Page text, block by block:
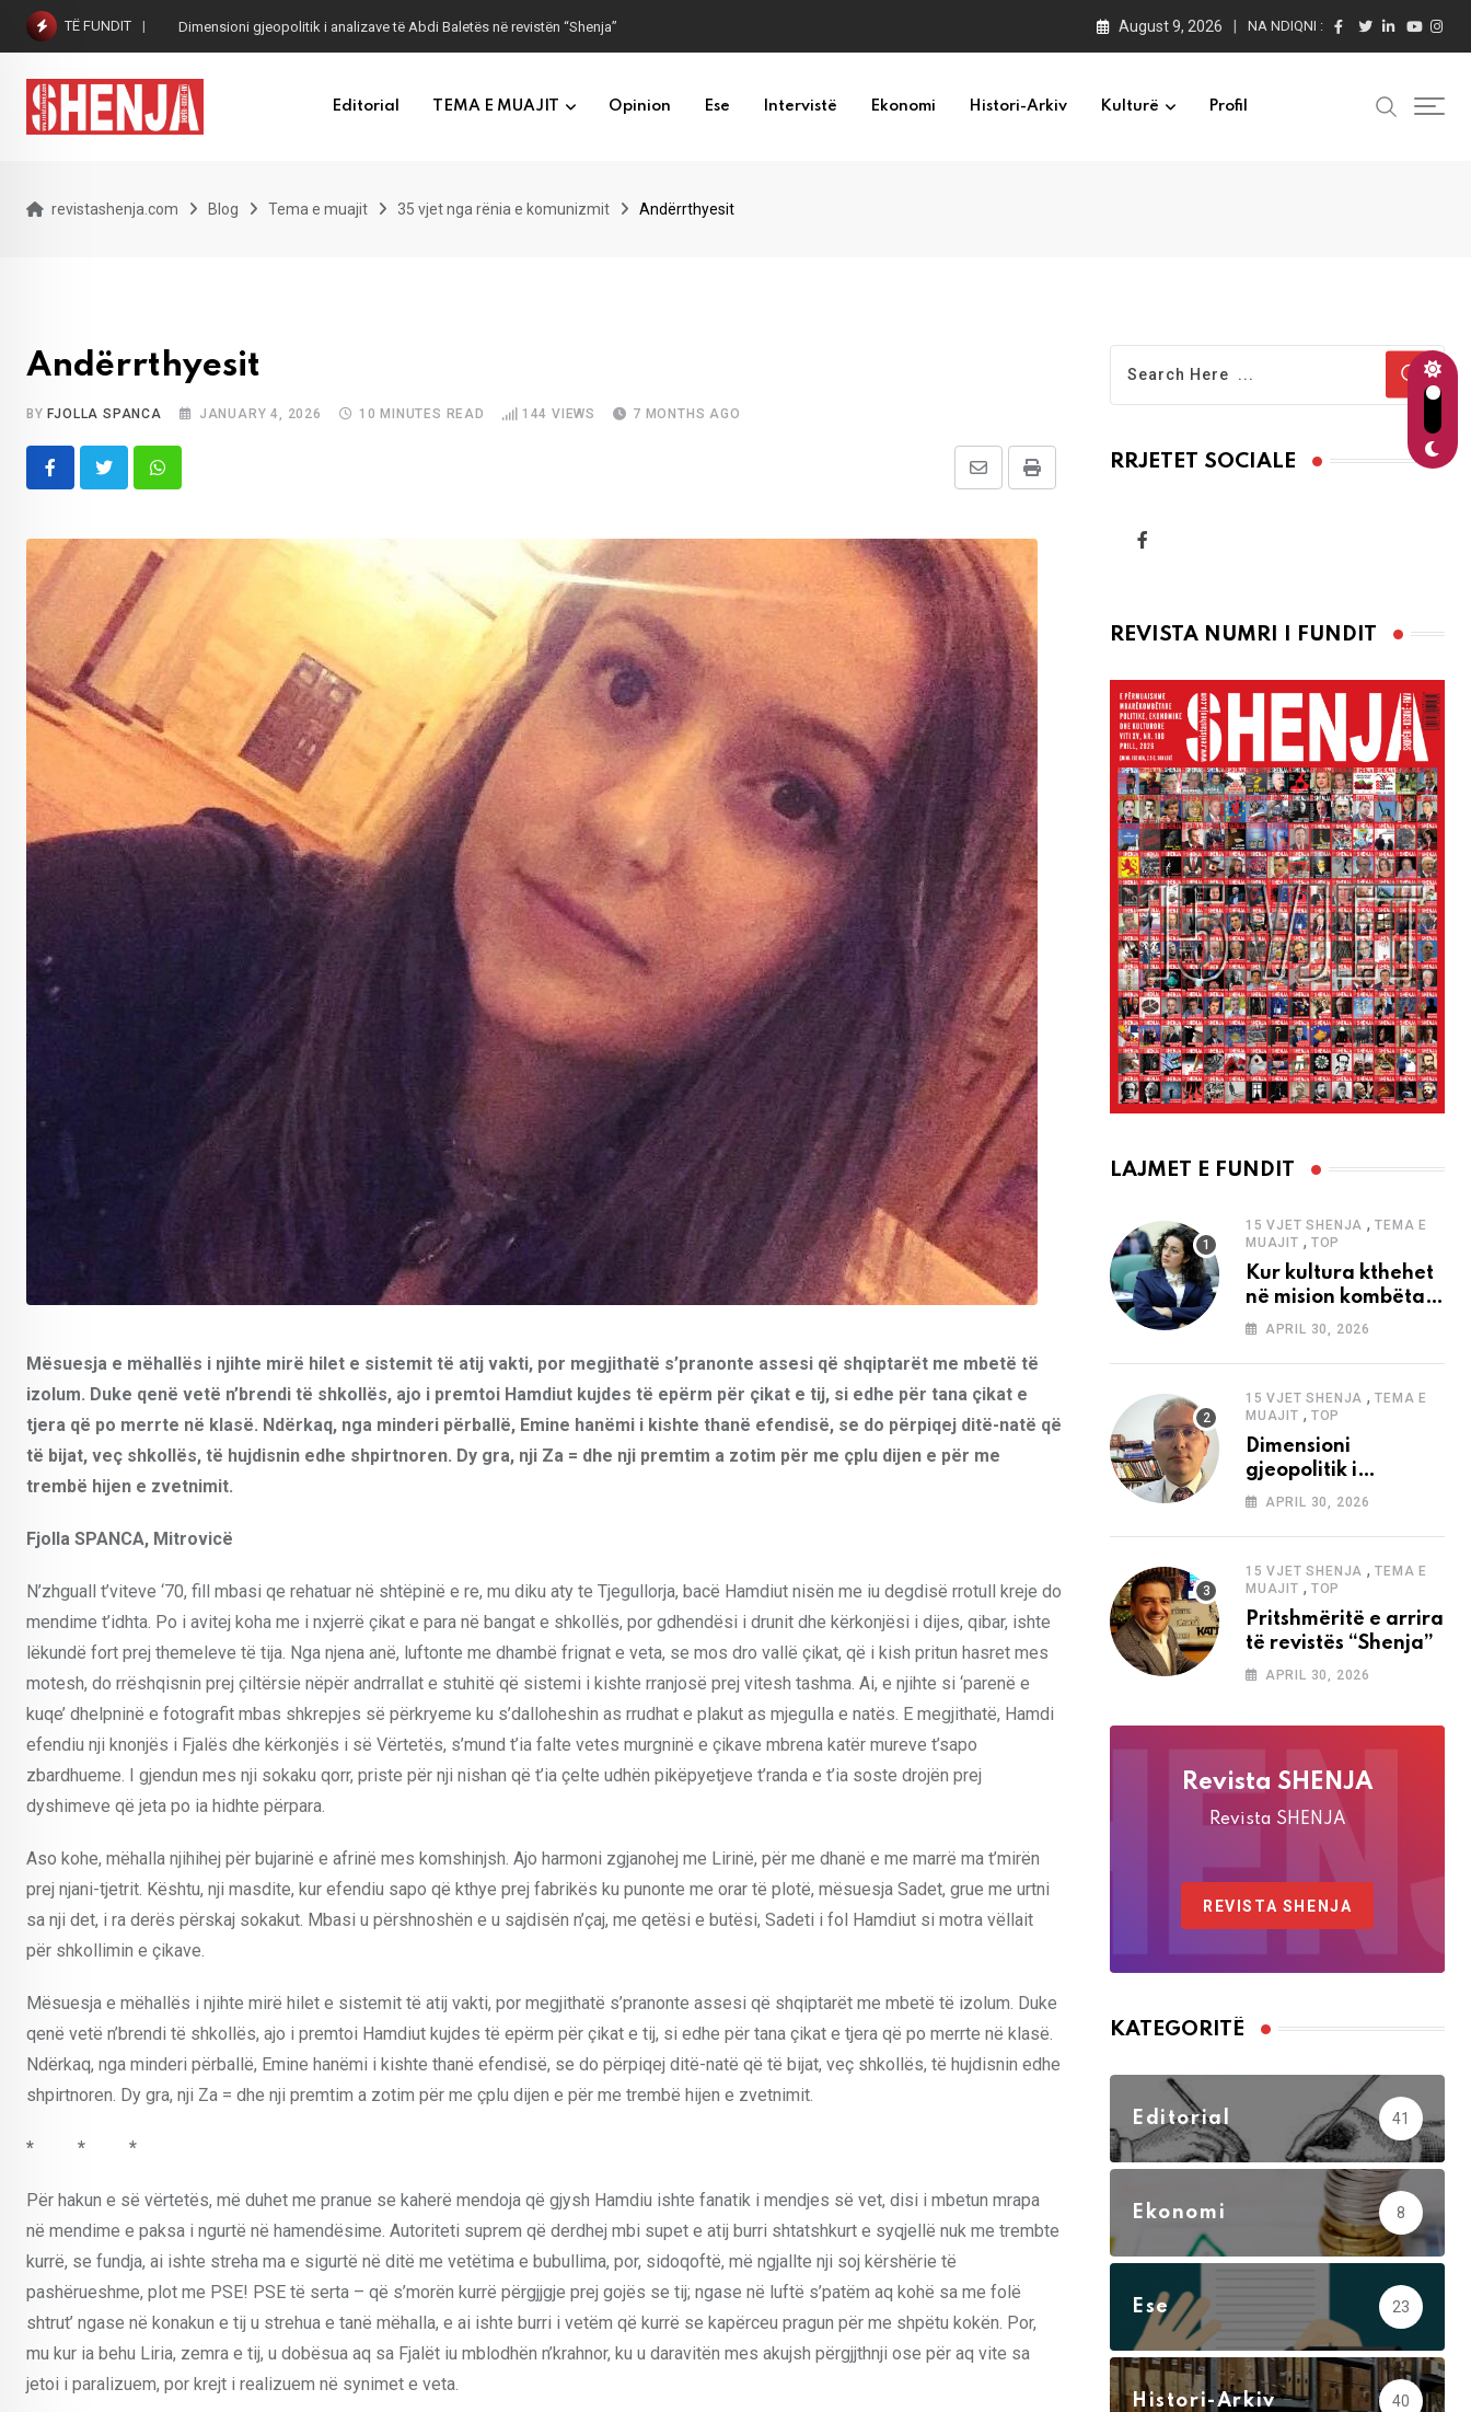
Skip
content
TË FUNDIT Dimensioni gjeopolitik i analizave të Abdi Baletës në revistën “Shenja” August 9, 2026 NA NDIQNI :
Editorial TEMA E MUAJIT Opinion Ese Intervistë Ekonomi Histori-Arkiv Kulturë Profil
revistashenja.com Blog Tema e muajit 35 vjet nga rënia e komunizmit Andërrthyesit
Andërrthyesit
BYFJOLLA SPANCA JANUARY 4, 2026 10 MINUTES READ 144 VIEWS 7 MONTHS AGO
Whatsapp Print
Share
Email
Mësuesja e mëhallës i njihte mirë hilet e sistemit të atij vakti, por megjithatë s’pranonte assesi që shqiptarët me mbetë të
izolum. Duke qenë vetë n’brendi të shkollës, ajo i premtoi Hamdiut kujdes të epërm për çikat e tij, si edhe për tana çikat e
tjera që po merrte në klasë. Ndërkaq, nga minderi përballë, Emine hanëmi i kishte thanë efendisë, se do përpiqej ditë-natë që
të bijat, veç shkollës, të hujdisnin edhe shpirtnoren. Dy gra, nji Za = dhe nji premtim a zotim për me çplu dijen e për me
trembë hijen e zvetnimit.
Fjolla SPANCA, Mitrovicë
N’zhguall t’viteve ‘70, fill mbasi qe rehatuar në shtëpinë e re, mu diku aty te Tjegullorja, bacë Hamdiut nisën me iu degdisë rrotull kreje do
mendime t’idhta. Po i avitej koha me i nxjerrë çikat e para në bangat e shkollës, por gdhendësi i drunit dhe kërkonjësi i dijes, qibar, ishte
lëkundë fort prej themeleve të tija. Nga njena anë, luftonte me dhambë frignat e veta, se mos dro vallë çikat, që i kish pritun hasret mes
motesh, do rrëshqisnin prej çiltërsie nëpër andrrallat e stuhitë që sistemi i kishte rranjosë prej vitesh tashma. Ai, e njihte si ‘parenë e
kuqe’ dhelpninë e fotografit mbas shkrepjes së përkryeme ku s’dalloheshin as rrudhat e plakut as mjegulla e natës. E megjithatë, Hamdi
efendiu nji knonjës i Fjalës dhe kërkonjës i së Vërtetës, s’mund t’ia falte vetes murgninë e çikave mbrena katër mureve t’sapo
zbardhueme. I gjendun mes nji sokaku qorr, priste për nji nishan që t’ia çelte udhën pikëpyetjeve t’randa e t’ia soste drojën prej
dyshimeve që jeta po ia hidhte përpara.
Aso kohe, mëhalla njihihej për bujarinë e afrinë mes komshinjsh. Ajo harmoni zgjanohej me Lirinë, për me dhanë e me marrë ma t’mirën
prej njani-tjetrit. Kështu, nji masdite, kur efendiu sapo që kthye prej fabrikës ku punonte me orar të plotë, mësuesja Sadet, grue me urtni
sa nji det, i ra derës përskaj sokakut. Mbasi u përshnoshën e u sajdisën n’çaj, me qetësi e butësi, Sadeti i fol Hamdiut si motra vëllait
për shkollimin e çikave.
Mësuesja e mëhallës i njihte mirë hilet e sistemit të atij vakti, por megjithatë s’pranonte assesi që shqiptarët me mbetë të izolum. Duke
qenë vetë n’brendi të shkollës, ajo i premtoi Hamdiut kujdes të epërm për çikat e tij, si edhe për tana çikat e tjera që po merrte në klasë.
Ndërkaq, nga minderi përballë, Emine hanëmi i kishte thanë efendisë, se do përpiqej ditë-natë që të bijat, veç shkollës, të hujdisnin edhe
shpirtnoren. Dy gra, nji Za = dhe nji premtim a zotim për me çplu dijen e për me trembë hijen e zvetnimit.
* * *
Për hakun e së vërtetës, më duhet me pranue se kaherë mendoja që gjysh Hamdiu ishte fanatik i mendjes së vet, disi i mbetun mrapa
në mendime e paksa i ngurtë në hamendësime. Autoriteti suprem që derdhej mbi supet e atij burri shtatshkurt e syqjellë nuk me trembte
kurrë, se fundja, ai ishte streha ma e sigurtë në ditë me vetëtima e bubullima, por, sidoqoftë, më ngjallte nji soj kërshërie të
pashërueshme, plot me PSE! PSE të serta – që s’morën kurrë përgjjgje prej gojës se tij; ngase në luftë s’patëm aq kohë sa me folë
shtrut’ ngase në konakun e tij u strehua e tanë mëhalla, e ai ishte burri i vetëm që kurrë se kapërceu pragun për me shpëtu kokën. Por,
mu kur ia behu Liria, zemra e tij, u dobësua aq sa Fjalët iu mblodhën n’krahnor, ku u daravitën mes akujsh përgjjthnji ose për aq vite sa
jetoi i paralizuem, por krejt i realizuem në synimet e veta.
RRJETET SOCIALE
REVISTA NUMRI I FUNDIT
LAJMET E FUNDIT
15 VJET SHENJA ,TEMA E
MUAJIT , TOP
Kur kultura kthehet
në mision kombëtar
edhe në
APRIL 30, 2026
15 VJET SHENJA ,TEMA E
MUAJIT , TOP
Dimensioni
gjeopolitik i
analizave të Abdi
“Shenja”
APRIL 30, 2026
15 VJET SHENJA ,TEMA E
MUAJIT , TOP
Pritshmëritë e arrira
të revistës “Shenja”
APRIL 30, 2026
Revista SHENJA
Revista SHENJA
REVISTA SHENJA
KATEGORITË
Editorial 41
Ekonomi 8
Ese 23
Histori-Arkiv 40